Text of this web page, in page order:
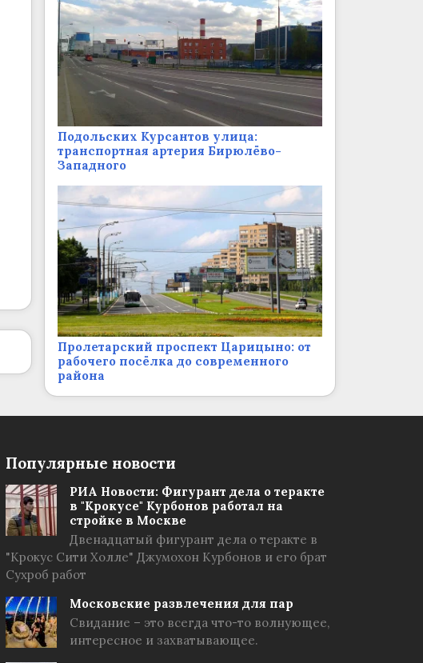
Подольских Курсантов улица:
транспортная артерия Бирюлёво-
Западного
Пролетарский проспект Царицыно: от
рабочего посёлка до современного
района
Популярные новости
РИА Новости: Фигурант дела о теракте
в "Крокусе" Курбонов работал на
стройке в Москве
Двенадцатый фигурант дела о теракте в
"Крокус Сити Холле" Джумохон Курбонов и его брат
Сухроб работ
Московские развлечения для пар
Свидание – это всегда что-то волнующее,
интересное и захватывающее.